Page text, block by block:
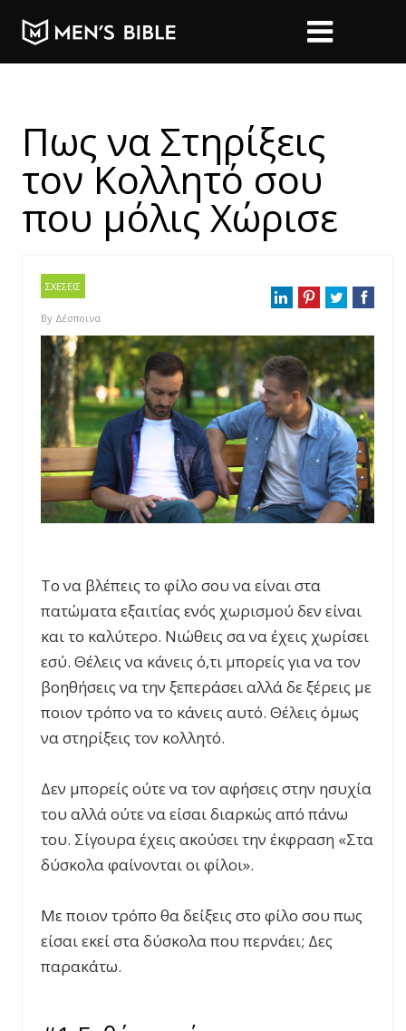
Πως να Στηρίξεις
τον Κολλητό σου
που μόλις Χώρισε
ΣΧΕΣΕΙΣ
By Δέσποινα
Το να βλέπεις το φίλο σου να είναι στα
πατώματα εξαιτίας ενός χωρισμού δεν είναι
και το καλύτερο. Νιώθεις σα να έχεις χωρίσει
εσύ. Θέλεις να κάνεις ό,τι μπορείς για να τον
βοηθήσεις να την ξεπεράσει αλλά δε ξέρεις με
ποιον τρόπο να το κάνεις αυτό. Θέλεις όμως
να στηρίξεις τον κολλητό.
Δεν μπορείς ούτε να τον αφήσεις στην ησυχία
του αλλά ούτε να είσαι διαρκώς από πάνω
του. Σίγουρα έχεις ακούσει την έκφραση «Στα
δύσκολα φαίνονται οι φίλοι».
Με ποιον τρόπο θα δείξεις στο φίλο σου πως
είσαι εκεί στα δύσκολα που περνάει; Δες
παρακάτω.